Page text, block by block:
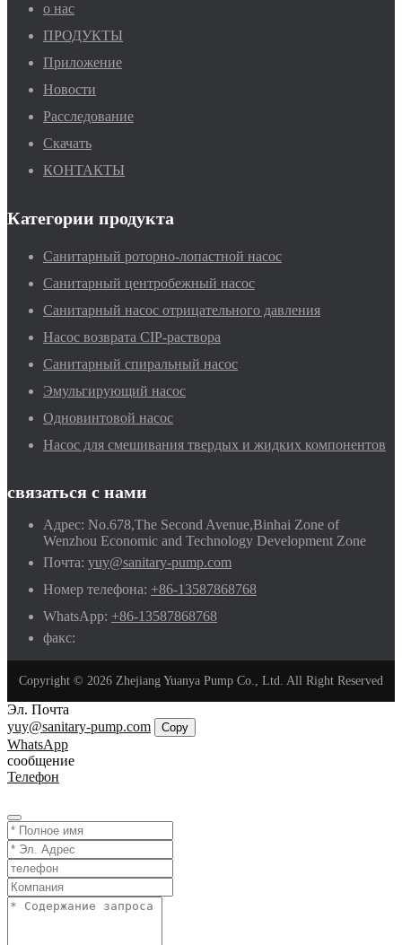
о нас
ПРОДУКТЫ
Приложение
Новости
Расследование
Скачать
КОНТАКТЫ
Категории продукта
Санитарный роторно-лопастной насос
Санитарный центробежный насос
Санитарный насос отрицательного давления
Насос возврата CIP-раствора
Санитарный спиральный насос
Эмульгирующий насос
Одновинтовой насос
Насос для смешивания твердых и жидких компонентов
связаться с нами
Адрес: No.678,The Second Avenue,Binhai Zone of
Wenzhou Economic and Technology Development Zone
Почта: yuy@sanitary-pump.com
Номер телефона: +86-13587868768
WhatsApp: +86-13587868768
факс:
Copyright © 2026 Zhejiang Yuanya Pump Co., Ltd. All Right Reserved
Эл. Почта
yuy@sanitary-pump.com
Copy
WhatsApp
сообщение
Телефон